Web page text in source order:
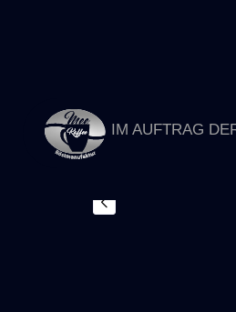
IM AUFTRAG